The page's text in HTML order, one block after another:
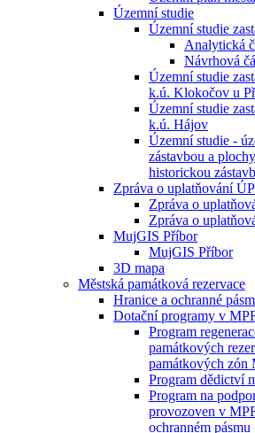
Územní studie
Územní studie
Analytická
Návrhová
Územní studie
k.ú. Klokočov u
Územní studie
k.ú. Hájov
Územní studie -
zástavbou a
historickou
Zpráva o uplatňování
Zpráva o
Zpráva o
MujGIS Příbor
MujGIS Příbor
3D mapa
Městská památková rezervace
Hranice a ochranné
Dotační programy v
Program
památkových
památkových zón
Program dědictví
Program na
provozoven v
ochranném pásmu